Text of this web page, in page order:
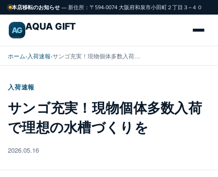
本店移転のお知らせ — 新住所：〒594-0074 大阪府和泉市小田町２丁目３−４０
AG AQUA GIFT
海
水
魚
FISH
ホーム› 入荷速報›サンゴ充実！現物個体多数入荷…
入荷速報
サンゴ充実！現物個体多数入荷
で理想の水槽づくりを
2026.05.16